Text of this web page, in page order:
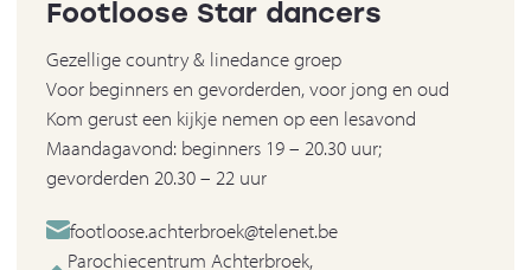
Footloose Star dancers
Gezellige country & linedance groep
Voor beginners en gevorderden, voor jong en oud
Kom gerust een kijkje nemen op een lesavond
Maandagavond: beginners 19 – 20.30 uur;
gevorderden 20.30 – 22 uur
footloose.achterbroek@telenet.be
Parochiecentrum Achterbroek,